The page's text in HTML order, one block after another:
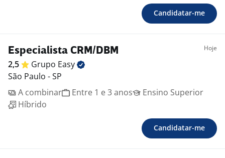
Candidatar-me
Especialista CRM/DBM Hoje
2,5 Grupo Easy
São Paulo - SP
A combinar
Entre 1 e 3 anos
Ensino Superior
Híbrido
Candidatar-me